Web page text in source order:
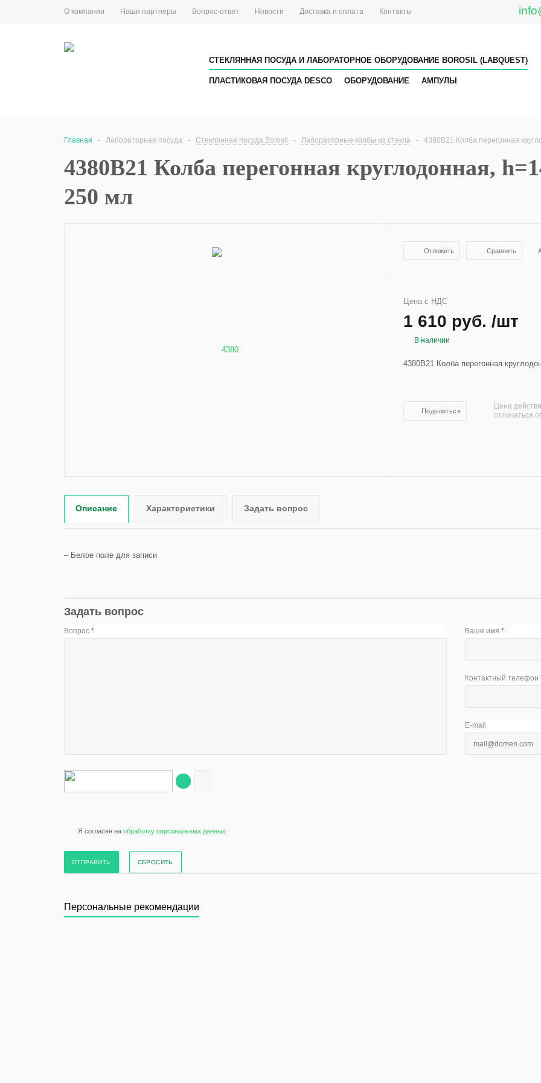
О компании Наши партнеры Вопрос-ответ Новости Доставка и оплата Контакты
СТЕКЛЯННАЯ ПОСУДА И ЛАБОРАТОРНОЕ ОБОРУДОВАНИЕ BOROSIL (LABQUEST)
ПЛАСТИКОВАЯ ПОСУДА DESCO ОБОРУДОВАНИЕ АМПУЛЫ
Главная - Лабораторная посуда - Стеклянная посуда Borosil - Лабораторные колбы из стекла - 4380B21 Колба перегонная
4380B21 Колба перегонная круглодонная,
250 мл
Отложить Сравнить
Цена с НДС
1 610 руб. /шт
В наличии
4380B21 Колба перегонная
Поделиться
Цена
отличаться
Описание Характеристики Задать вопрос
– Белое поле для записи
Задать вопрос
Вопрос * Ваше имя *
Контактный телефон
E-mail
Я согласен на обработку персональных данных
СБРОСИТЬ
Персональные рекомендации